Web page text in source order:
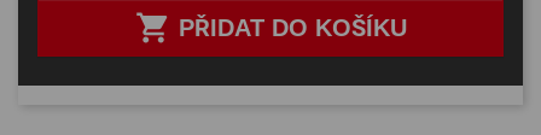
 PŘIDAT DO KOŠÍKU